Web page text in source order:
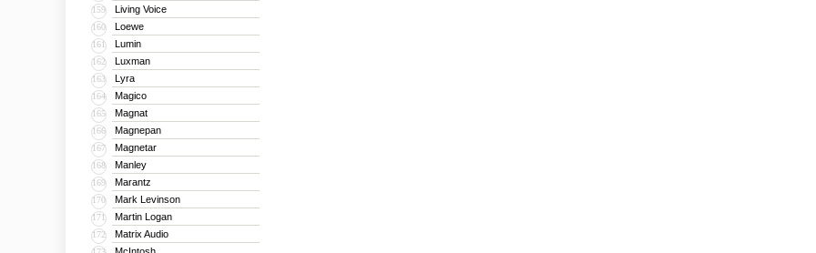
159 Living Voice
160 Loewe
161 Lumin
162 Luxman
163 Lyra
164 Magico
165 Magnat
166 Magnepan
167 Magnetar
168 Manley
169 Marantz
170 Mark Levinson
171 Martin Logan
172 Matrix Audio